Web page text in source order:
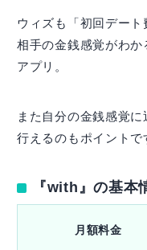
ウィズも「初回デート
相手の金銭感覚がわ
アプリ。
また自分の金銭感覚
行えるのもポイントで
『with』の基本
月額料金